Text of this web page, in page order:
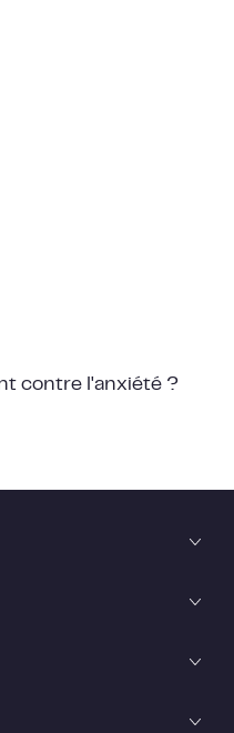
contre l'anxiété ?